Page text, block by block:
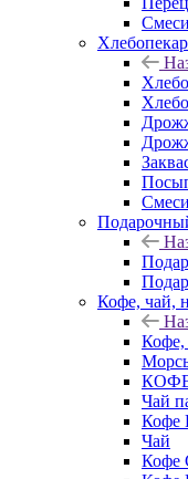
Кофе, чай,
Кофе,
Чай
Кофе
Чай
Кофе